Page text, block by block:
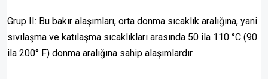
Grup II: Bu bakır alaşımları, orta donma sıcaklık aralığına, yani
sıvılaşma ve katılaşma sıcaklıkları arasında 50 ila 110 °C (90
ila 200° F) donma aralığına sahip alaşımlardır.